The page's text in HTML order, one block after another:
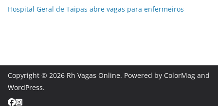
Hospital Geral de Taipas abre vagas para enfermeiros
Copyright © 2026 Rh Vagas Online. Powered by ColorMag and
WordPress.